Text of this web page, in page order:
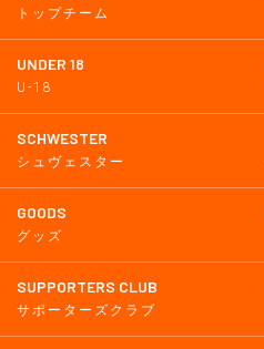
トップチーム
UNDER 18
U-18
SCHWESTER
シュヴェスター
GOODS
グッズ
SUPPORTERS CLUB
サポーターズクラブ